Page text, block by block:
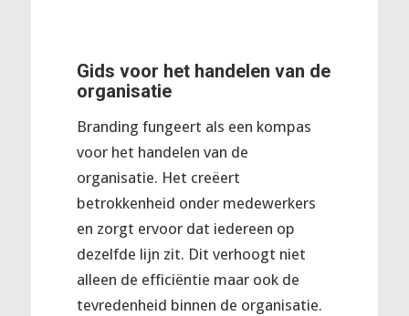
Gids voor het handelen van de
organisatie
Branding fungeert als een kompas
voor het handelen van de
organisatie. Het creëert
betrokkenheid onder medewerkers
en zorgt ervoor dat iedereen op
dezelfde lijn zit. Dit verhoogt niet
alleen de efficiëntie maar ook de
tevredenheid binnen de organisatie.